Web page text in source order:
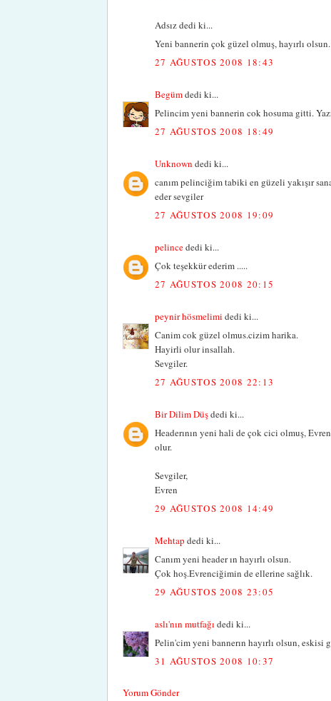
Adsız dedi ki...
Yeni bannerin çok güzel olmuş, hayırlı olsun.
27 AĞUSTOS 2008 18:43
Begümdedi ki...
Pelincim yeni bannerin cok hosuma gitti.
27 AĞUSTOS 2008 18:49
Unknown dedi ki...
canım pelinciğim tabiki en güzeli yakışır
eder sevgiler
27 AĞUSTOS 2008 19:09
pelincededi ki...
Çok teşekkür ederim .....
27 AĞUSTOS 2008 20:15
peynir hösmelimi dedi ki...
Canim cok güzel olmus.cizim harika.
Hayirli olur insallah.
Sevgiler.
27 AĞUSTOS 2008 22:13
Bir Dilim Düşdedi ki...
Headerının yeni hali de çok cici olmuş,
olur.
Sevgiler,
Evren
29 AĞUSTOS 2008 14:49
Mehtap dedi ki...
Canım yeni header ın hayırlı olsun.
Çok hoş.Evrenciğimin de ellerine sağlık.
29 AĞUSTOS 2008 23:05
aslı'nın mutfağı dedi ki...
Pelin'cim yeni bannerın hayırlı olsun,
31 AĞUSTOS 2008 10:37
Yorum Gönder